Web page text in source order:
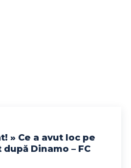
» Ce a avut loc pe
Dinamo – FC